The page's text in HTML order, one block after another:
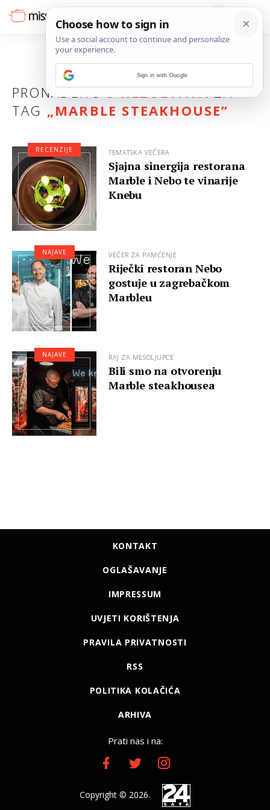
PRONAĐENO3 REZULTATAZA
TAG „MARBLE STEAKHOUSE”
TEMATSKA VEČERA
Sjajna sinergija restorana
Marble i Nebo te vinarije
Knebu
RECENZIJE
VEČER ZA PAMĆENJE
Riječki restoran Nebo
gostuje u zagrebačkom
Marbleu
NAJAVE
RAJ ZA MESOLJUPCE
Bili smo na otvorenju
Marble steakhousea
NAJAVE
KONTAKT
OGLAŠAVANJE
IMPRESSUM
UVJETI KORIŠTENJA
PRAVILA PRIVATNOSTI
RSS
POLITIKA KOLAČIĆA
ARHIVA
Prati nas i na:
Copyright © 2026.
Sign in with Google